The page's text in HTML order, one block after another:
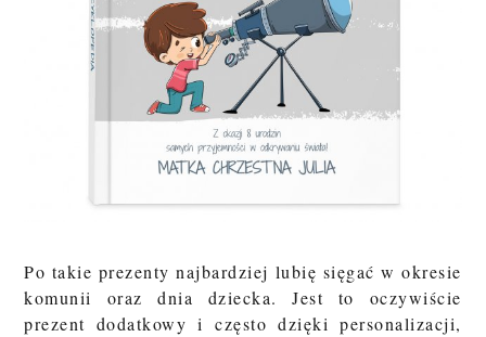
Po takie prezenty najbardziej lubię sięgać w okresie
komunii oraz dnia dziecka. Jest to oczywiście
prezent dodatkowy i często dzięki personalizacji,